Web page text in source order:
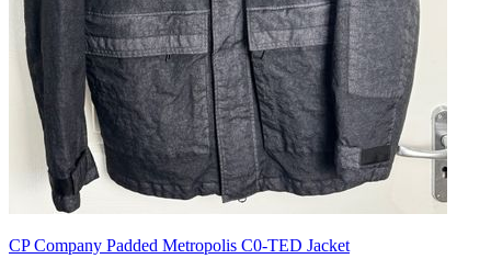
CP Company Padded Metropolis C0-TED Jacket